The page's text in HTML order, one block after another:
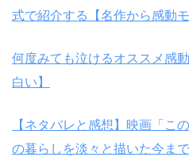
式で紹介する【名作から感動モ
何度みても泣けるオススメ感
白い】
【ネタバレと感想】映画「こ
の暮らしを淡々と描いた今ま